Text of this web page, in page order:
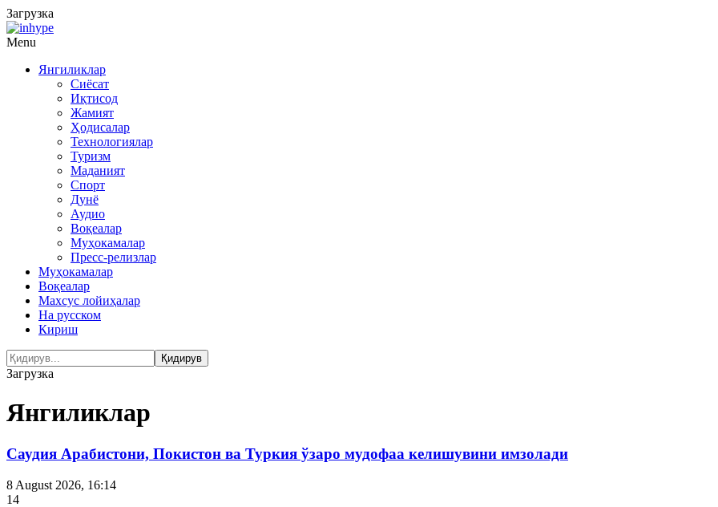
Загрузка
Menu
Янгиликлар
Сиёсат
Иқтисод
Жамият
Ҳодисалар
Технологиялар
Туризм
Маданият
Спорт
Дунё
Аудио
Воқеалар
Муҳокамалар
Пресс-релизлар
Муҳокамалар
Воқеалар
Махсус лойиҳалар
На русском
Кириш
Загрузка
Янгиликлар
Саудия Арабистони, Покистон ва Туркия ўзаро мудофаа келишувини имзолади
8 August 2026, 16:14
14